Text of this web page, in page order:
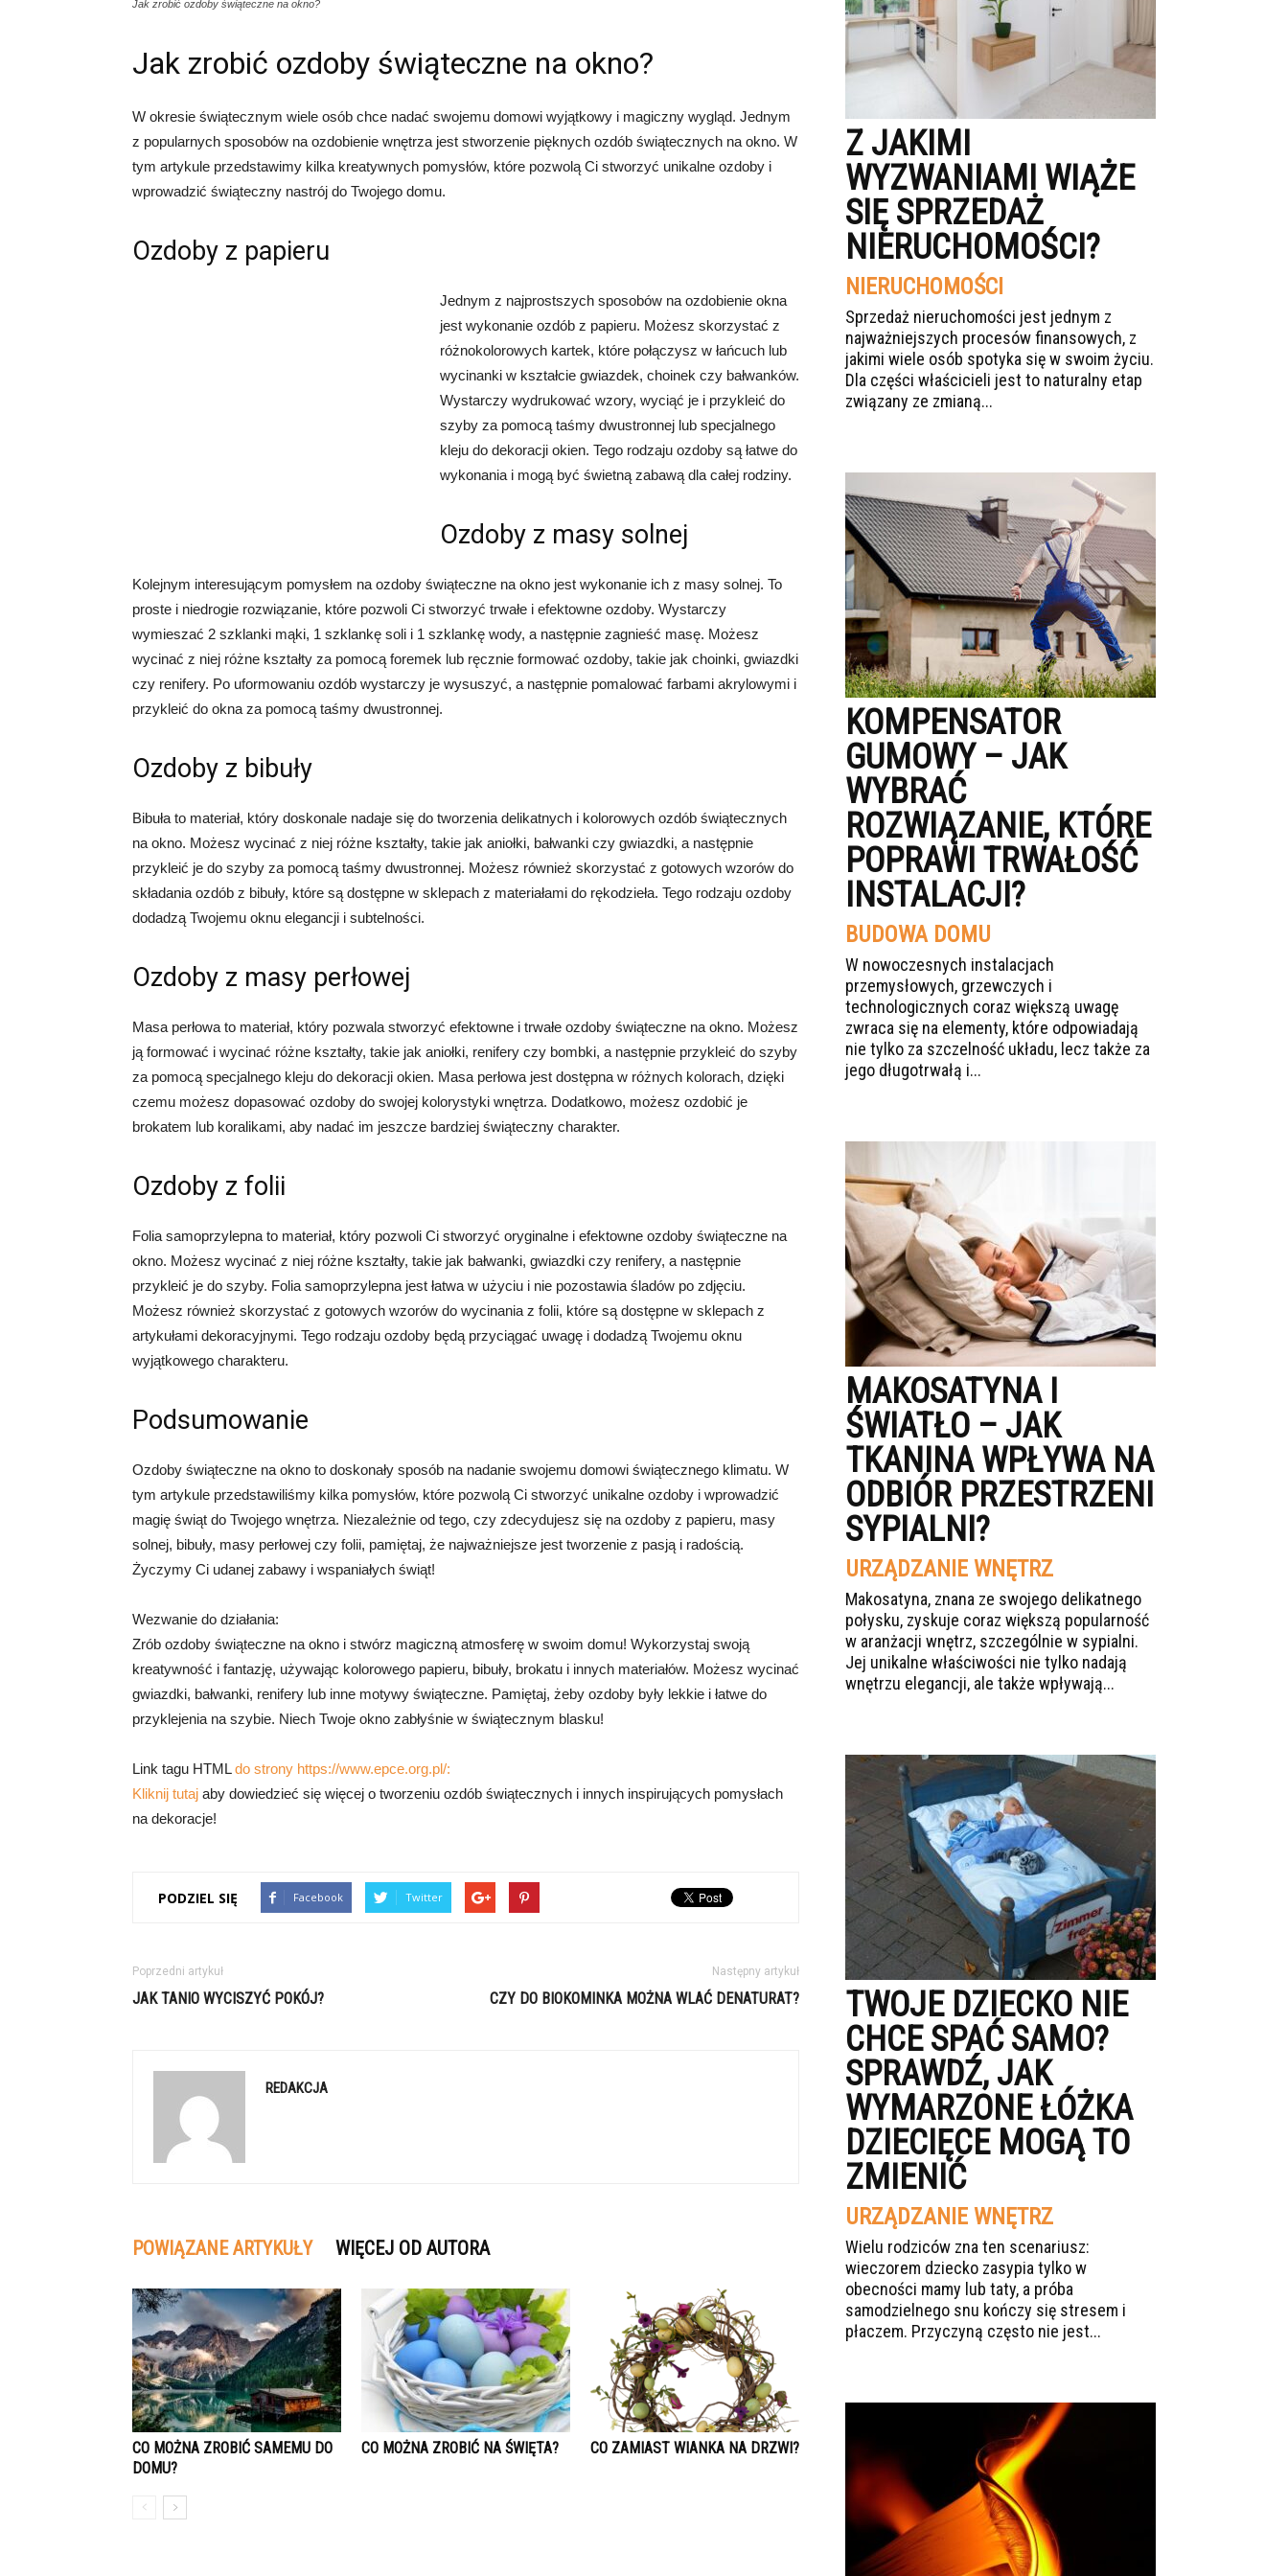
Jak zrobić ozdoby świąteczne na okno?
Jak zrobić ozdoby świąteczne na okno?
W okresie świątecznym wiele osób chce nadać swojemu domowi wyjątkowy i magiczny wygląd. Jednym
z popularnych sposobów na ozdobienie wnętrza jest stworzenie pięknych ozdób świątecznych na okno. W
tym artykule przedstawimy kilka kreatywnych pomysłów, które pozwolą Ci stworzyć unikalne ozdoby i
wprowadzić świąteczny nastrój do Twojego domu.
Ozdoby z papieru
Jednym z najprostszych sposobów na ozdobienie okna
jest wykonanie ozdób z papieru. Możesz skorzystać z
różnokolorowych kartek, które połączysz w łańcuch lub
wycinanki w kształcie gwiazdek, choinek czy bałwanków.
Wystarczy wydrukować wzory, wyciąć je i przykleić do
szyby za pomocą taśmy dwustronnej lub specjalnego
kleju do dekoracji okien. Tego rodzaju ozdoby są łatwe do
wykonania i mogą być świetną zabawą dla całej rodziny.
Ozdoby z masy solnej
Kolejnym interesującym pomysłem na ozdoby świąteczne na okno jest wykonanie ich z masy solnej. To
proste i niedrogie rozwiązanie, które pozwoli Ci stworzyć trwałe i efektowne ozdoby. Wystarczy
wymieszać 2 szklanki mąki, 1 szklankę soli i 1 szklankę wody, a następnie zagnieść masę. Możesz
wycinać z niej różne kształty za pomocą foremek lub ręcznie formować ozdoby, takie jak choinki, gwiazdki
czy renifery. Po uformowaniu ozdób wystarczy je wysuszyć, a następnie pomalować farbami akrylowymi i
przykleić do okna za pomocą taśmy dwustronnej.
Ozdoby z bibuły
Bibuła to materiał, który doskonale nadaje się do tworzenia delikatnych i kolorowych ozdób świątecznych
na okno. Możesz wycinać z niej różne kształty, takie jak aniołki, bałwanki czy gwiazdki, a następnie
przykleić je do szyby za pomocą taśmy dwustronnej. Możesz również skorzystać z gotowych wzorów do
składania ozdób z bibuły, które są dostępne w sklepach z materiałami do rękodzieła. Tego rodzaju ozdoby
dodadzą Twojemu oknu elegancji i subtelności.
Ozdoby z masy perłowej
Masa perłowa to materiał, który pozwala stworzyć efektowne i trwałe ozdoby świąteczne na okno. Możesz
ją formować i wycinać różne kształty, takie jak aniołki, renifery czy bombki, a następnie przykleić do szyby
za pomocą specjalnego kleju do dekoracji okien. Masa perłowa jest dostępna w różnych kolorach, dzięki
czemu możesz dopasować ozdoby do swojej kolorystyki wnętrza. Dodatkowo, możesz ozdobić je
brokatem lub koralikami, aby nadać im jeszcze bardziej świąteczny charakter.
Ozdoby z folii
Folia samoprzylepna to materiał, który pozwoli Ci stworzyć oryginalne i efektowne ozdoby świąteczne na
okno. Możesz wycinać z niej różne kształty, takie jak bałwanki, gwiazdki czy renifery, a następnie
przykleić je do szyby. Folia samoprzylepna jest łatwa w użyciu i nie pozostawia śladów po zdjęciu.
Możesz również skorzystać z gotowych wzorów do wycinania z folii, które są dostępne w sklepach z
artykułami dekoracyjnymi. Tego rodzaju ozdoby będą przyciągać uwagę i dodadzą Twojemu oknu
wyjątkowego charakteru.
Podsumowanie
Ozdoby świąteczne na okno to doskonały sposób na nadanie swojemu domowi świątecznego klimatu. W
tym artykule przedstawiliśmy kilka pomysłów, które pozwolą Ci stworzyć unikalne ozdoby i wprowadzić
magię świąt do Twojego wnętrza. Niezależnie od tego, czy zdecydujesz się na ozdoby z papieru, masy
solnej, bibuły, masy perłowej czy folii, pamiętaj, że najważniejsze jest tworzenie z pasją i radością.
Życzymy Ci udanej zabawy i wspaniałych świąt!
Wezwanie do działania:
Zrób ozdoby świąteczne na okno i stwórz magiczną atmosferę w swoim domu! Wykorzystaj swoją
kreatywność i fantazję, używając kolorowego papieru, bibuły, brokatu i innych materiałów. Możesz wycinać
gwiazdki, bałwanki, renifery lub inne motywy świąteczne. Pamiętaj, żeby ozdoby były lekkie i łatwe do
przyklejenia na szybie. Niech Twoje okno zabłyśnie w świątecznym blasku!
Link tagu HTMLdo strony https://www.epce.org.pl/:
Kliknij tutaj aby dowiedzieć się więcej o tworzeniu ozdób świątecznych i innych inspirujących pomysłach
na dekoracje!
PODZIEL SIĘ Facebook Twitter
Poprzedni artykuł
JAK TANIO WYCISZYĆ POKÓJ?
Następny artykuł
CZY DO BIOKOMINKA MOŻNA WLAĆ DENATURAT?
REDAKCJA
POWIĄZANE ARTYKUŁY WIĘCEJ OD AUTORA
CO MOŻNA ZROBIĆ SAMEMU DO
DOMU?
CO MOŻNA ZROBIĆ NA ŚWIĘTA? CO ZAMIAST WIANKA NA DRZWI?
Z JAKIMI
WYZWANIAMI WIĄŻE
SIĘ SPRZEDAŻ
NIERUCHOMOŚCI?
NIERUCHOMOŚCI
Sprzedaż nieruchomości jest jednym z
najważniejszych procesów finansowych, z
jakimi wiele osób spotyka się w swoim życiu.
Dla części właścicieli jest to naturalny etap
związany ze zmianą...
KOMPENSATOR
GUMOWY – JAK
WYBRAĆ
ROZWIĄZANIE, KTÓRE
POPRAWI TRWAŁOŚĆ
INSTALACJI?
BUDOWA DOMU
W nowoczesnych instalacjach
przemysłowych, grzewczych i
technologicznych coraz większą uwagę
zwraca się na elementy, które odpowiadają
nie tylko za szczelność układu, lecz także za
jego długotrwałą i...
MAKOSATYNA I
ŚWIATŁO – JAK
TKANINA WPŁYWA NA
ODBIÓR PRZESTRZENI
SYPIALNI?
URZĄDZANIE WNĘTRZ
Makosatyna, znana ze swojego delikatnego
połysku, zyskuje coraz większą popularność
w aranżacji wnętrz, szczególnie w sypialni.
Jej unikalne właściwości nie tylko nadają
wnętrzu elegancji, ale także wpływają...
TWOJE DZIECKO NIE
CHCE SPAĆ SAMO?
SPRAWDŹ, JAK
WYMARZONE ŁÓŻKA
DZIECIĘCE MOGĄ TO
ZMIENIĆ
URZĄDZANIE WNĘTRZ
Wielu rodziców zna ten scenariusz:
wieczorem dziecko zasypia tylko w
obecności mamy lub taty, a próba
samodzielnego snu kończy się stresem i
płaczem. Przyczyną często nie jest...